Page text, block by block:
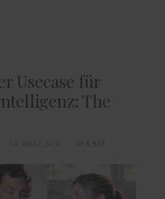
Usecase für
The